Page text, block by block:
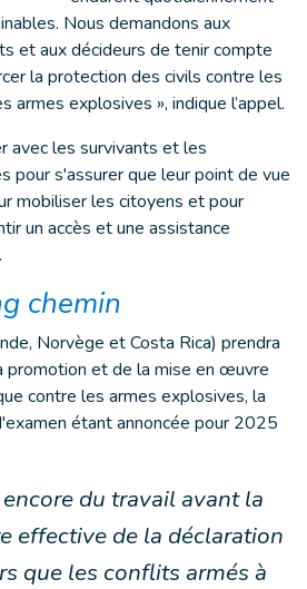
Nous demandons aux
et aux décideurs de tenir compte
la protection des civils contre les
explosives », indique l’appel.
avec les survivants et les
pour s'assurer que leur point de vue
mobiliser les citoyens et pour
un accès et une assistance
chemin
Norvège et Costa Rica) prendra
promotion et de la mise en œuvre
contre les armes explosives, la
étant annoncée pour 2025
du travail avant la
effective de la déclaration
que les conflits armés à